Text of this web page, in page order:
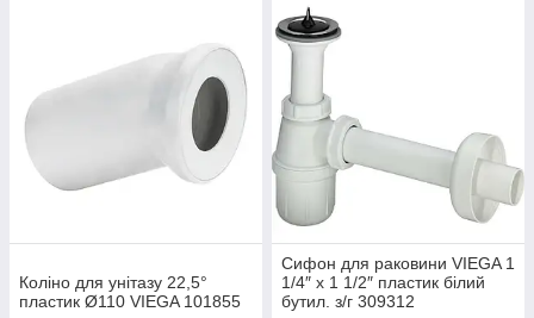
Коліно для унітазу 22,5°
пластик Ø110 VIEGA 101855
Сифон для раковини VIEGA 1
1/4″ x 1 1/2″ пластик білий
бутил. з/г 309312